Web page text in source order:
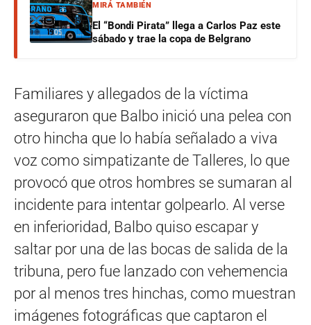
MIRÁ TAMBIÉN
El “Bondi Pirata” llega a Carlos Paz este
sábado y trae la copa de Belgrano
Familiares y allegados de la víctima
aseguraron que Balbo inició una pelea con
otro hincha que lo había señalado a viva
voz como simpatizante de Talleres, lo que
provocó que otros hombres se sumaran al
incidente para intentar golpearlo. Al verse
en inferioridad, Balbo quiso escapar y
saltar por una de las bocas de salida de la
tribuna, pero fue lanzado con vehemencia
por al menos tres hinchas, como muestran
imágenes fotográficas que captaron el